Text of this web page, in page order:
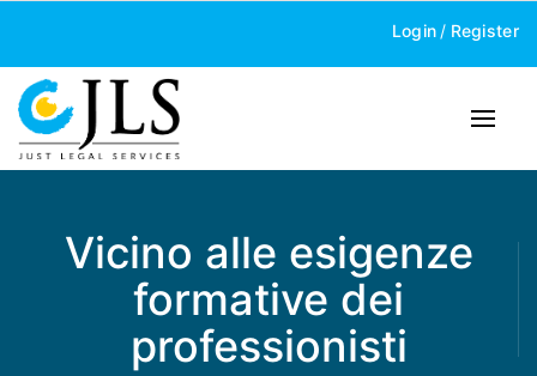
Login / Register
Vicino alle esigenze
formative dei
professionisti